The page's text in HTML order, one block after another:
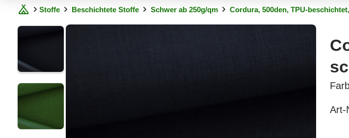
Stoffe Beschichtete Stoffe Schwer ab 250g/qm Cordura, 500den, TPU-
Art-